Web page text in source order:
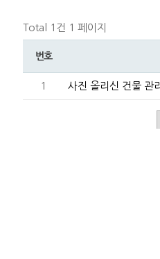
Total 1건 1 페이지
번호
1 사진 올리신 건물 관